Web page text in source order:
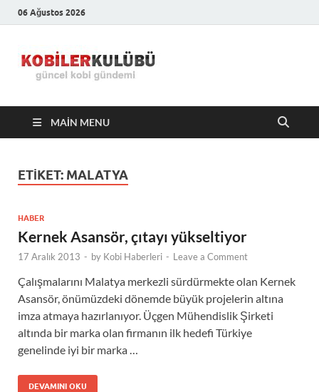
06 Ağustos 2026
Kulübü –
En Güncel
MAIN MENU
ETIKET: MALATYA
HABER
Kernek Asansör, çıtayı yükseltiyor
17 Aralık 2013 - by Kobi Haberleri - Leave a Comment
Çalışmalarını Malatya merkezli sürdürmekte olan Kernek
Asansör, önümüzdeki dönemde büyük projelerin altına
imza atmaya hazırlanıyor. Üçgen Mühendislik Şirketi
altında bir marka olan firmanın ilk hedefi Türkiye
genelinde iyi bir marka …
DEVAMINI OKU